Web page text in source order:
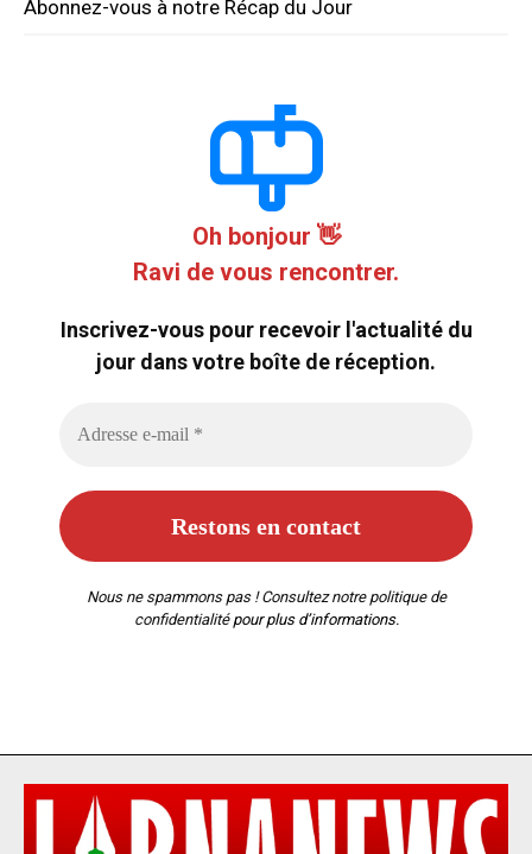
Abonnez-vous à notre Récap du Jour
Oh bonjour 👋
Ravi de vous rencontrer.
Inscrivez-vous pour recevoir l'actualité du
jour dans votre boîte de réception.
Nous ne spammons pas ! Consultez notre politique de
confidentialitépour plus d’informations.